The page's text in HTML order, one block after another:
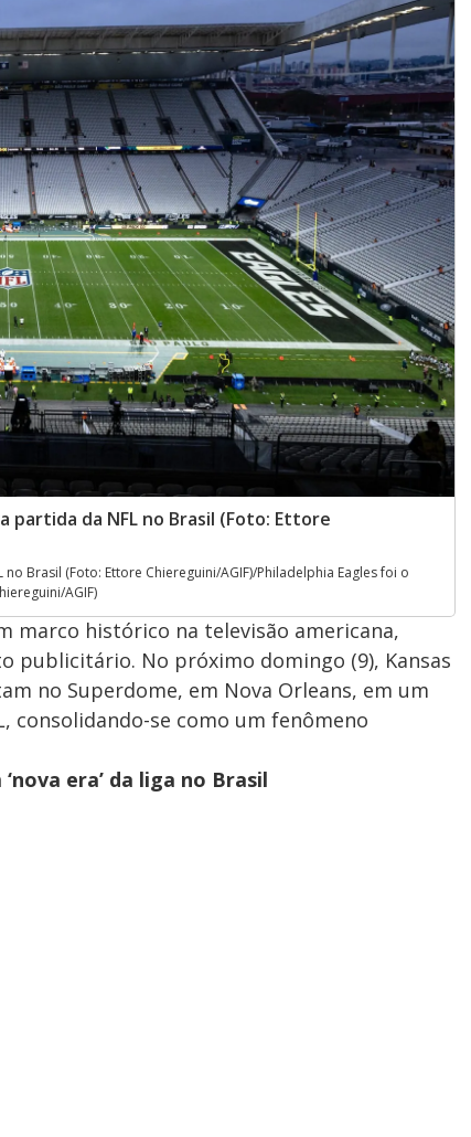
partida da NFL no Brasil (Foto: Ettore
Brasil (Foto: Ettore Chiereguini/AGIF)/Philadelphia Eagles foi o
AGIF)
marco histórico na televisão americana,
publicitário. No próximo domingo (9), Kansas
no Superdome, em Nova Orleans, em um
consolidando-se como um fenômeno
era’ da liga no Brasil